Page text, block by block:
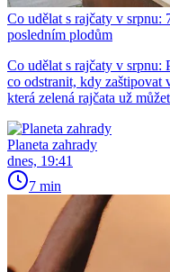
Co udělat s rajčaty v srpnu:
posledním plodům
Co udělat s rajčaty v srpnu:
co odstranit, kdy
která zelená rajčata už
Planeta zahrady
dnes, 19:41
7 min